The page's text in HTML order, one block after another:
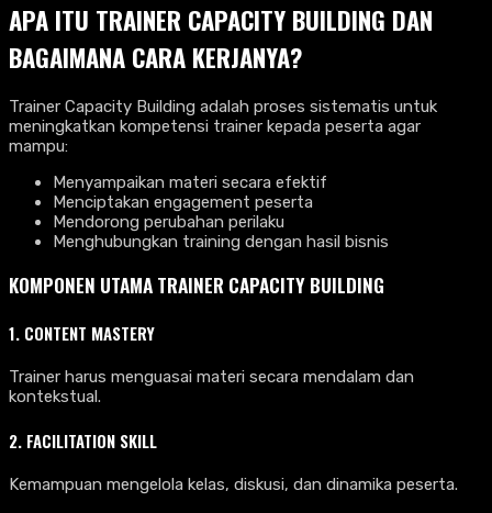
APA ITU TRAINER CAPACITY BUILDING DAN
BAGAIMANA CARA KERJANYA?
Trainer Capacity Building adalah proses sistematis untuk
meningkatkan kompetensi trainer kepada peserta agar
mampu:
Menyampaikan materi secara efektif
Menciptakan engagement peserta
Mendorong perubahan perilaku
Menghubungkan training dengan hasil bisnis
KOMPONEN UTAMA TRAINER CAPACITY BUILDING
1. CONTENT MASTERY
Trainer harus menguasai materi secara mendalam dan
kontekstual.
2. FACILITATION SKILL
Kemampuan mengelola kelas, diskusi, dan dinamika peserta.